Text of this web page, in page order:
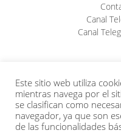
Canal
Canal
Este sitio web utiliza
mientras navega por el
se clasifican como
navegador, ya que son
de las funcionalidades